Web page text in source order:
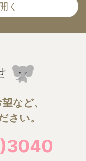
く
など、
さい。